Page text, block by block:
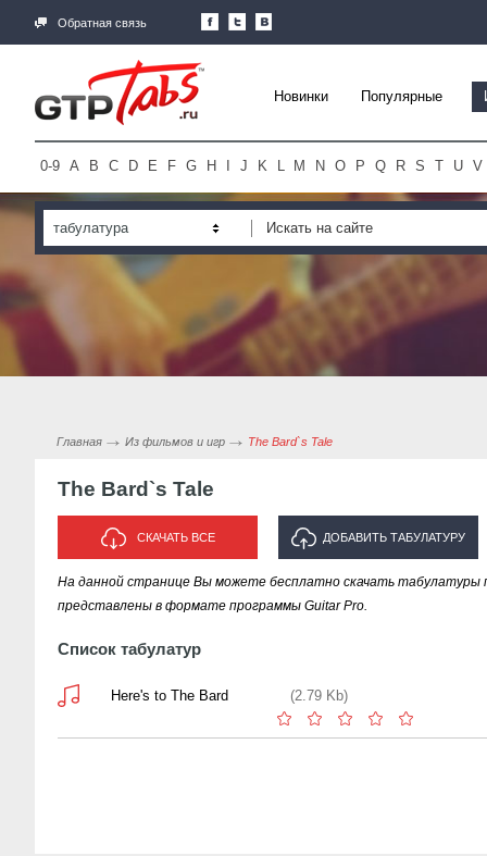
Обратная связь
Новинки Популярные
0-9 A B C D E F G H J K L M N O P Q R S T U V
табулатура
Главная Из фильмов и игр The Bard`s Tale
The Bard`s Tale
СКАЧАТЬ ВСЕ ДОБАВИТЬ ТАБУЛАТУРУ
ИСПОЛНИТЕЛЯ "THE BARD`S
На данной странице Вы можете бесплатно скачать табулатуры
представлены в формате программы Guitar Pro.
Список табулатур
Here's to The Bard (2.79 Kb)